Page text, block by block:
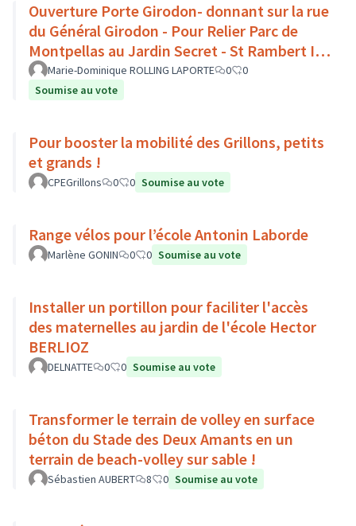
Ouverture Porte Girodon- donnant sur la rue
du Général Girodon - Pour Relier Parc de
Montpellas au Jardin Secret - St Rambert Ile
Barbe - Lyon 9
Marie-Dominique ROLLING LAPORTE 0
0
Soumise au vote
Pour booster la mobilité des Grillons, petits
et grands !
CPEGrillons 0 0 Soumise au vote
Range vélos pour l’école Antonin Laborde
Marlène GONIN 0 0 Soumise au vote
Installer un portillon pour faciliter l'accès
des maternelles au jardin de l'école Hector
BERLIOZ
DELNATTE 0 0 Soumise au vote
Transformer le terrain de volley en surface
béton du Stade des Deux Amants en un
terrain de beach-volley sur sable !
Sébastien AUBERT 8 0 Soumise au vote